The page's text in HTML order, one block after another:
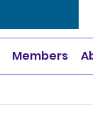
Members